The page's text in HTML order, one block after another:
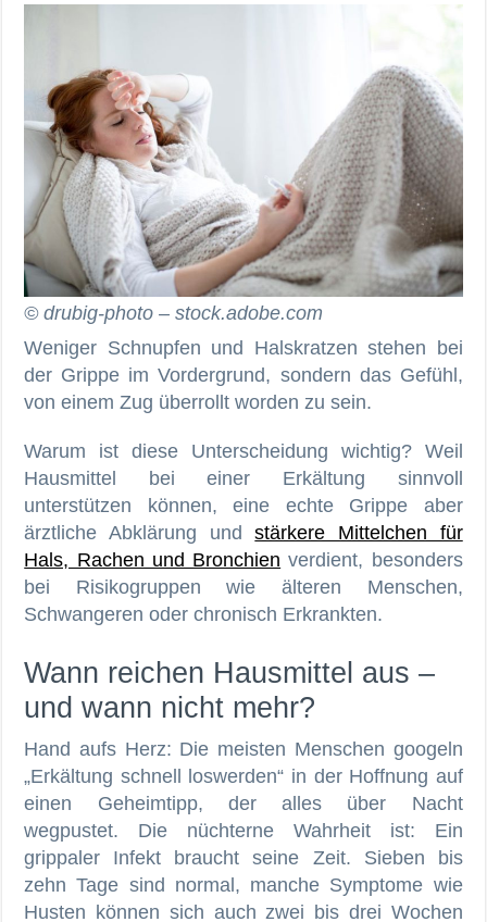
© drubig-photo – stock.adobe.com
Weniger Schnupfen und Halskratzen stehen bei
der Grippe im Vordergrund, sondern das Gefühl,
von einem Zug überrollt worden zu sein.
Warum ist diese Unterscheidung wichtig? Weil
Hausmittel bei einer Erkältung sinnvoll
unterstützen können, eine echte Grippe aber
ärztliche Abklärung undstärkere Mittelchen für
Hals, Rachen und Bronchien verdient, besonders
bei Risikogruppen wie älteren Menschen,
Schwangeren oder chronisch Erkrankten.
Wann reichen Hausmittel aus –
und wann nicht mehr?
Hand aufs Herz: Die meisten Menschen googeln
„Erkältung schnell loswerden“ in der Hoffnung auf
einen Geheimtipp, der alles über Nacht
wegpustet. Die nüchterne Wahrheit ist: Ein
grippaler Infekt braucht seine Zeit. Sieben bis
zehn Tage sind normal, manche Symptome wie
Husten können sich auch zwei bis drei Wochen